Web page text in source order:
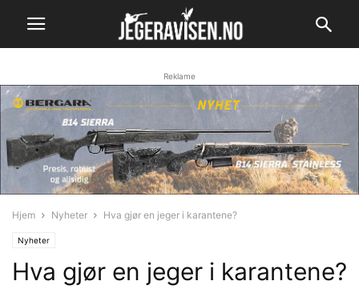
Reklame
Hjem Nyheter Hva gjør en jeger i karantene?
Nyheter
Hva gjør en jeger i karantene?